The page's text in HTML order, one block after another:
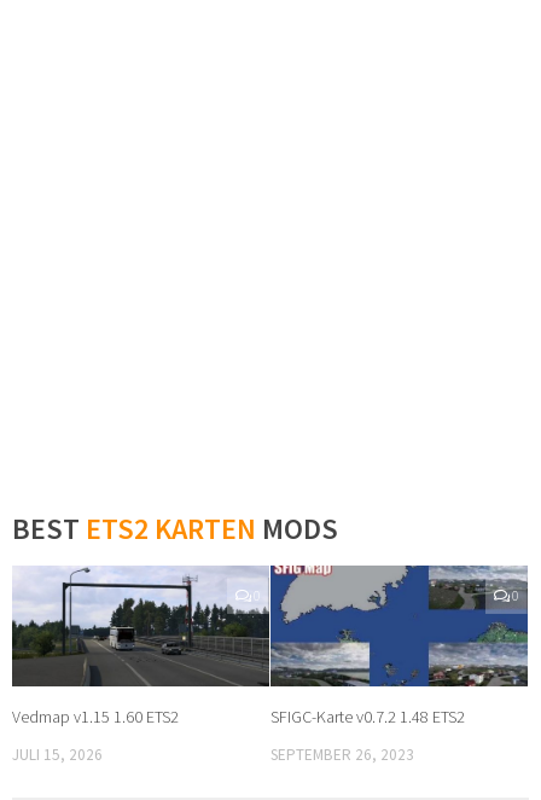
BEST ETS2 KARTEN MODS
0
Vedmap v1.15 1.60 ETS2
JULI 15, 2026
0
SFIGC-Karte v0.7.2 1.48 ETS2
SEPTEMBER 26, 2023